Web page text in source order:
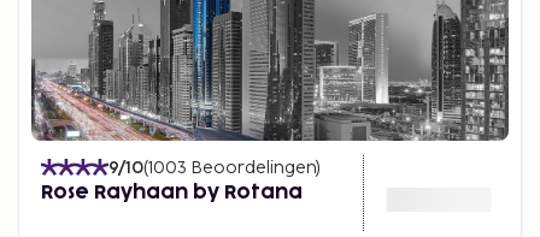
9/10(1003 Beoordelingen)
Rose Rayhaan by Rotana